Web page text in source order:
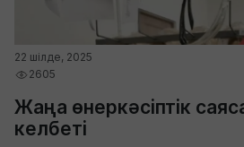
22 шілде, 2025
2605
Жаңа өнеркәсіптік
келбеті